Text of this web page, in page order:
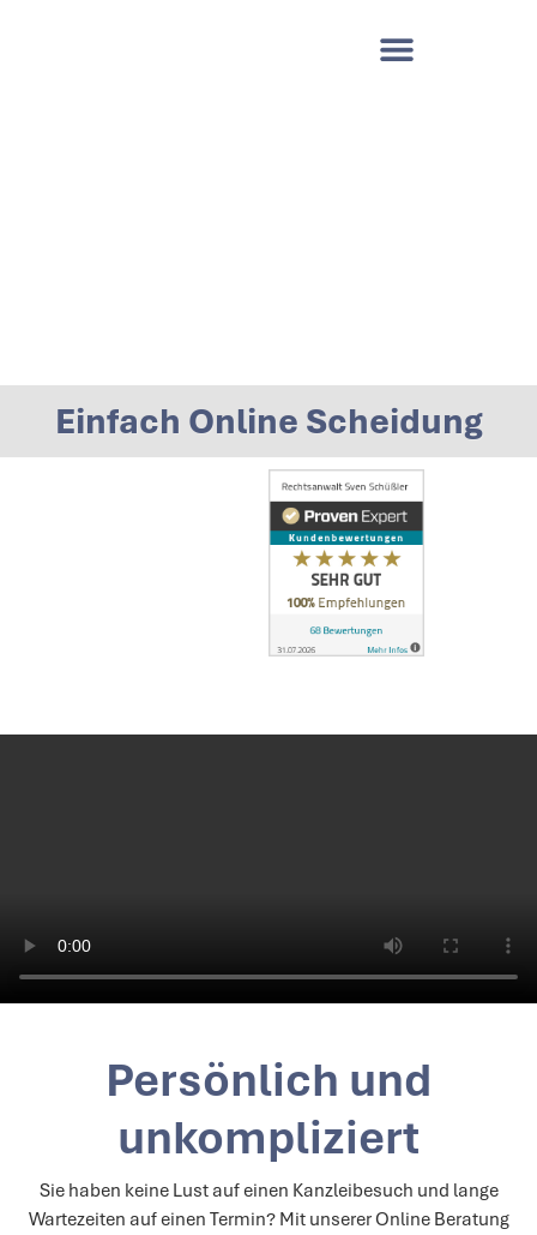
Einfach Online Scheidung
Persönlich und
unkompliziert
Sie haben keine Lust auf einen Kanzleibesuch und lange
Wartezeiten auf einen Termin? Mit unserer Online Beratung